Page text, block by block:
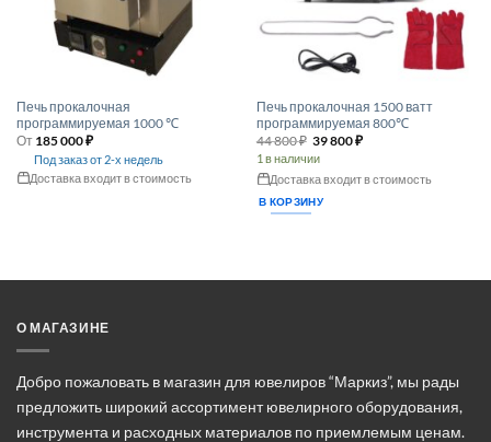
товара.
Печь прокалочная
программируемая 1000 ℃
От 185 000₽
Под заказ от 2-х недель
Доставка входит в стоимость
вариаций.
можно
странице
товара.
Печь прокалочная 1500 ватт
программируемая 800℃
44 800₽ Первоначальная
цена
составляла
44 800 ₽.
39 800₽Текущая
1 в наличии
Доставка входит в стоимость
В КОРЗИНУ
О МАГАЗИНЕ
Добро пожаловать в магазин для ювелиров “Маркиз”, мы рады
предложить широкий ассортимент ювелирного оборудования,
инструмента и расходных материалов по приемлемым ценам.